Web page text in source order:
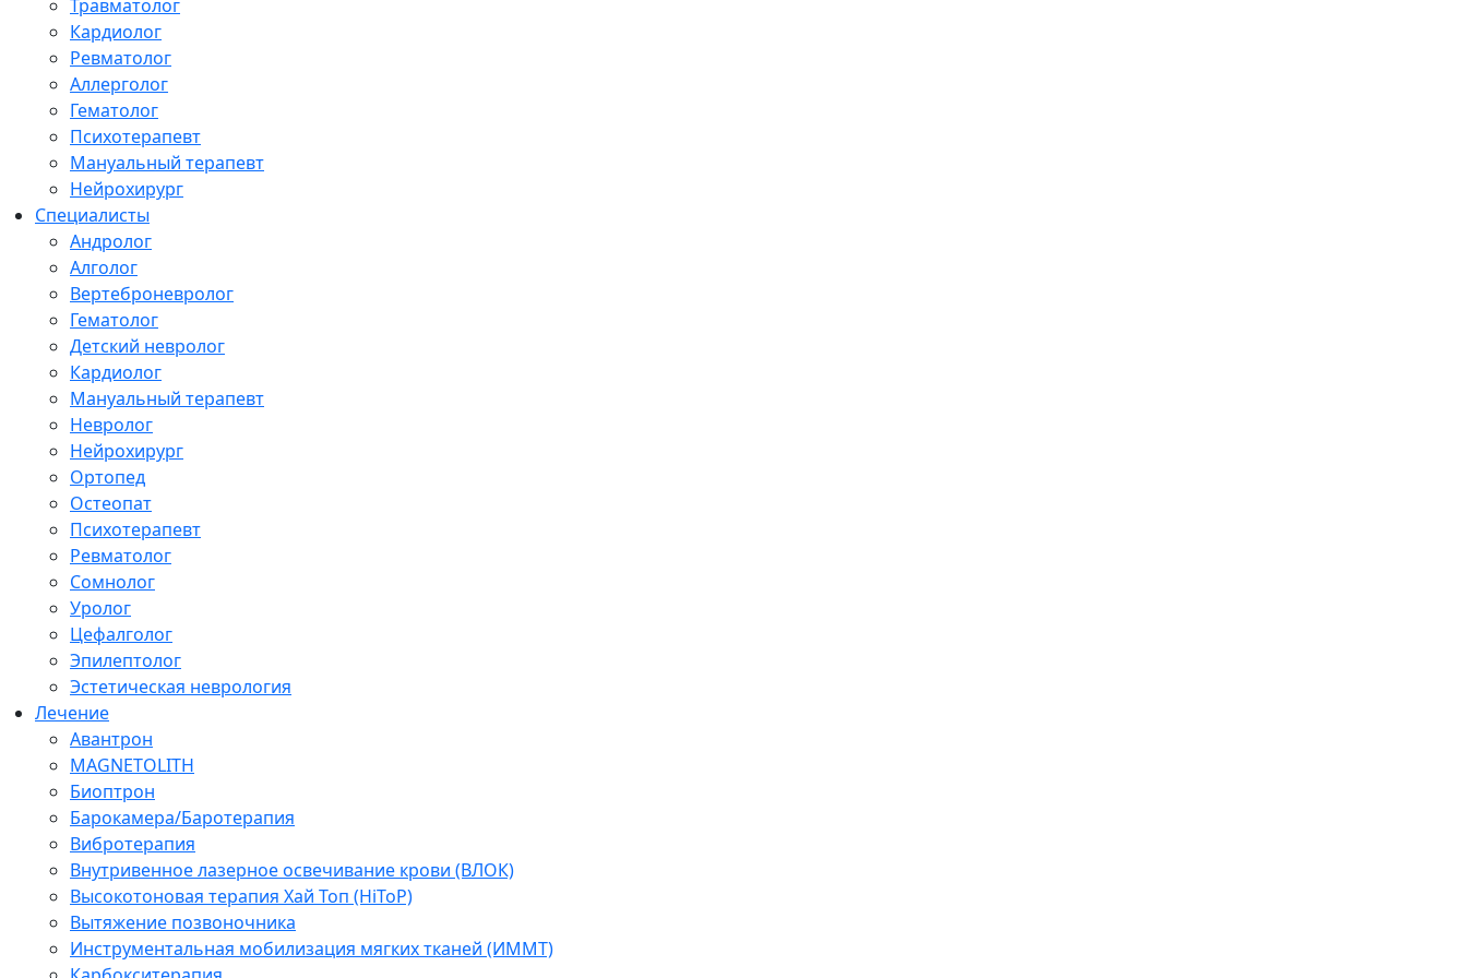
Травматолог
Кардиолог
Ревматолог
Аллерголог
Гематолог
Психотерапевт
Мануальный терапевт
Нейрохирург
Специалисты
Андролог
Алголог
Вертеброневролог
Гематолог
Детский невролог
Кардиолог
Мануальный терапевт
Невролог
Нейрохирург
Ортопед
Остеопат
Психотерапевт
Ревматолог
Сомнолог
Уролог
Цефалголог
Эпилептолог
Эстетическая неврология
Лечение
Авантрон
MAGNETOLITH
Биоптрон
Барокамера/Баротерапия
Вибротерапия
Внутривенное лазерное освечивание крови (ВЛОК)
Высокотоновая терапия Хай Топ (HiToP)
Вытяжение позвоночника
Инструментальная мобилизация мягких тканей (ИММТ)